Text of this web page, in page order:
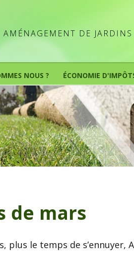
AMÉNAGEMENT DE JARDINS
NOUS ? ÉCONOMIE
de mars
plus le temps de